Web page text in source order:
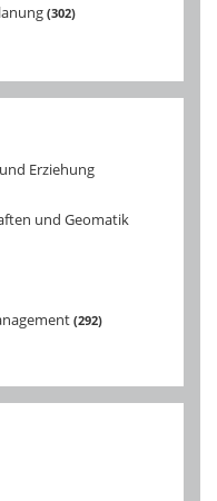
302
Erziehung
und Geomatik
292